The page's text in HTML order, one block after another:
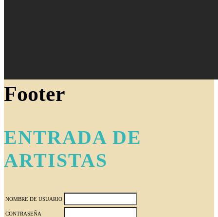
Footer
ENTRADA DE
ARTISTAS
NOMBRE DE USUARIO
CONTRASEÑA